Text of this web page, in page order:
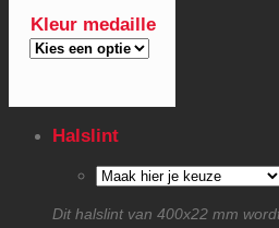
Kleur medaille
Halslint
Dit halslint van 400x22 mm